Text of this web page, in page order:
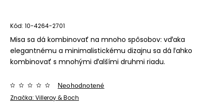
Kód: 10-4264-2701
Misa sa dá kombinovať na mnoho spôsobov: vďaka
elegantnému a minimalistickému dizajnu sa dá ľahko
kombinovať s mnohými ďalšími druhmi riadu.
Značka: Villeroy & Boch
Neohodnotené